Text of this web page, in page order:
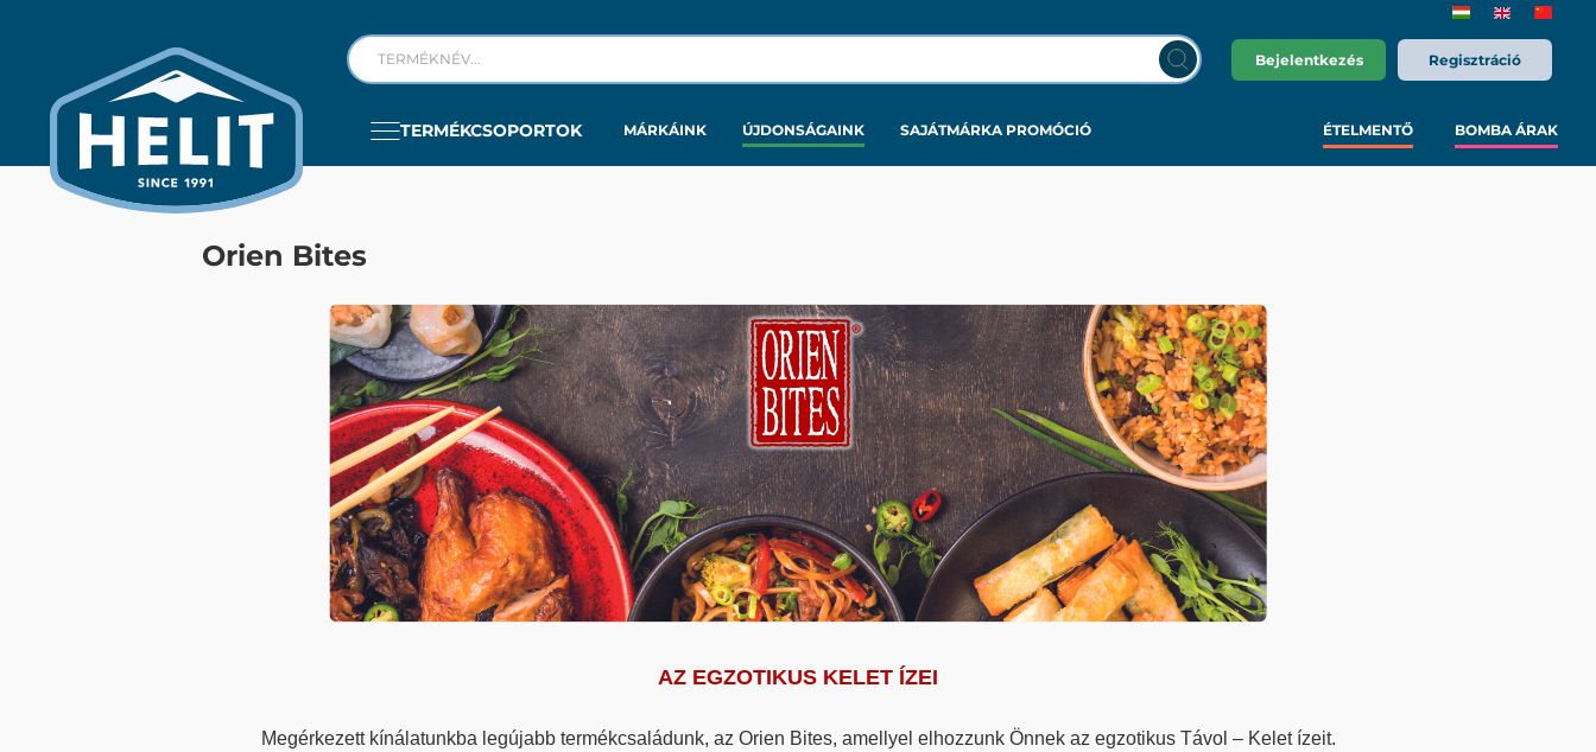
Bejelentkezés Regisztráció
TERMÉKCSOPORTOK MÁRKÁINK ÚJDONSÁGAINK SAJÁTMÁRKA PROMÓCIÓ ÉTELMENTŐ BOMBA ÁRAK
Orien Bites
AZ EGZOTIKUS KELET ÍZEI
Megérkezett kínálatunkba legújabb termékcsaládunk, az Orien Bites, amellyel elhozzunk Önnek az egzotikus Távol – Kelet ízeit.